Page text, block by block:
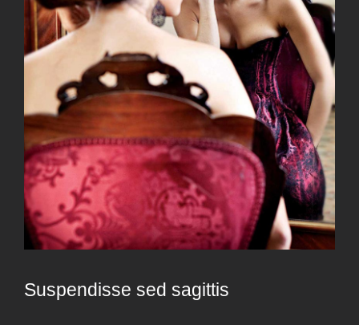
Suspendisse sed sagittis